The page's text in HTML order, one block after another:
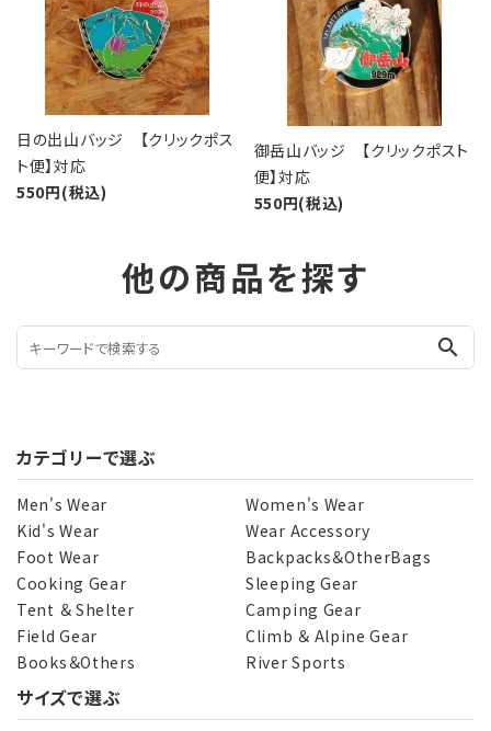
日の出山バッジ 【クリックポス
ト便】対応
550円(税込)
御岳山バッジ 【クリックポスト
便】対応
550円(税込)
他の商品を探す
search
カテゴリーで選ぶ
Men's Wear
Women's Wear
Kid's Wear
Wear Accessory
Foot Wear
Backpacks＆OtherBags
Cooking Gear
Sleeping Gear
Tent ＆ Shelter
Camping Gear
Field Gear
Climb ＆ Alpine Gear
Books＆Others
River Sports
サイズで選ぶ